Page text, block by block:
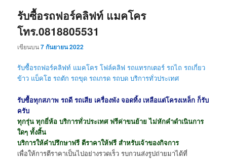
รับซื้อรถฟอร์คลิฟท์ แมคโคร
โทร.0818805531
เขียนบน7 กันยายน 2022
รับซื้อรถฟอร์คลิฟท์ แมคโคร โฟล์คลิฟ รถแทรกเตอร์ รถไถ รถเกี่ยว
ข้าว แบ็คโฮ รถตัก รถขุด รถเกรด รถบด บริการทั่วประเทศ
รับซื้อทุกสภาพ รถดี รถเสีย เครื่องพัง จอดทิ้ง เหลือแต่โครงเหล็ก ก็รับ
ครับ
ทุกรุ่น ทุกยี่ห้อ บริการทั่วประเทศ ฟรีค่าขนย้าย ไม่หักคำดำเนินการ
ใดๆ ทั้งสิ้น
บริการให้คำปรึกษาฟรี ตีราคาให้ฟรี สำหรับเจ้าของกิจการ
เพื่อให้การตีราคาเป็นไปอย่างรวดเร็ว รบกวนส่งรูปถ่ายมาได้ที่